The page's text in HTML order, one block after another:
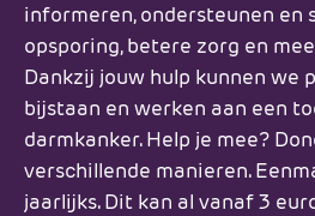
informeren, ondersteunen en
opsporing, betere zorg en
Dankzij jouw hulp kunnen we
bijstaan en werken aan een
darmkanker. Help je mee?
verschillende manieren.
jaarlijks. Dit kan al vanaf 3